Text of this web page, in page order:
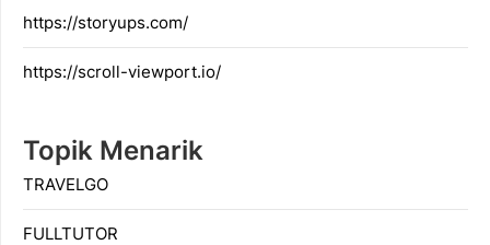
https://storyups.com/
https://scroll-viewport.io/
Topik Menarik
TRAVELGO
FULLTUTOR